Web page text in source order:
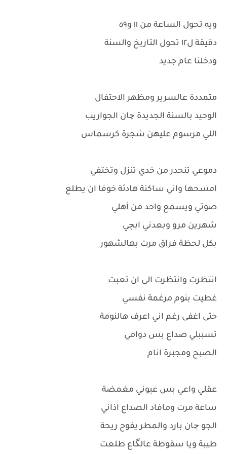
ويه تحول الساعة من ١١ و٥٩
دقيقة ل١٢ تحول التاريخ والسنة
ودخلنا عام جديد
متمددة عالسرير ومظهر الاحتفال
الوحيد بالسنة الجديدة چان الجواريب
اللي مرسوم عليهن شجرة كرسماس
دموعي تنحدر من خدي تنزل وتختفي
امسحها واني ساكنة هادئة خوفا ان يطلع
صوتي ويسمع واحد من أهلي
شهرين مرو وبعدني ابچي
بكل لحظة فراق مرت بهالشهور
انتظرت وانتظرت الى ان تعبت
غطيت بنوم مرغمة نفسي
حتى اغفى رغم اني اعرف هالنومة
تسببلي صداع بس دوامي
الصبح ومجبرة انام
عقلي واعي بس عيوني مغمضة
ساعة مرت ومافاد الصداع اذاني
الجو چان بارد والمطر يفوح ريحة
طيبة ويا سقوطة عالگاع طلعت